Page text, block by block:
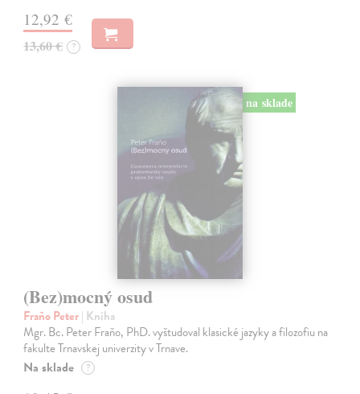
12,92 €
13,60 € ?
na sklade
(Bez)mocný osud
Fraňo Peter| Kniha
Mgr. Bc. Peter Fraňo, PhD. vyštudoval klasické jazyky a filozofiu na
fakulte Trnavskej univerzity v Trnave.
Na sklade ?